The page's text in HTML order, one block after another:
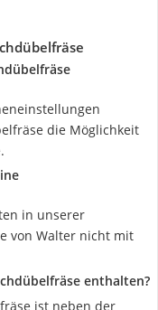
die Möglichkeit
in unserer
von Walter nicht mit
enthalten?
ist neben der